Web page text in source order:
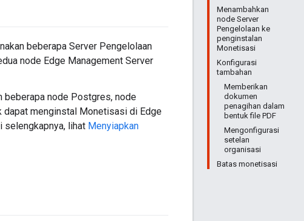
Menambahkan
node Server
Pengelolaan ke
penginstalan
Monetisasi
Konfigurasi
tambahan
Memberikan
dokumen
penagihan dalam
bentuk file PDF
Mengonfigurasi
setelan
organisasi
Batas monetisasi
beberapa Server Pengelolaan
node Edge Management Server
beberapa node Postgres, node
menginstal Monetisasi di Edge
selengkapnya, lihat Menyiapkan